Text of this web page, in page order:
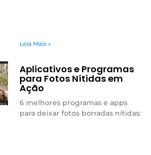
Leia Mais »
Aplicativos e Programas
para Fotos Nítidas em
Ação
6 melhores programas e apps
para deixar fotos borradas nítidas: